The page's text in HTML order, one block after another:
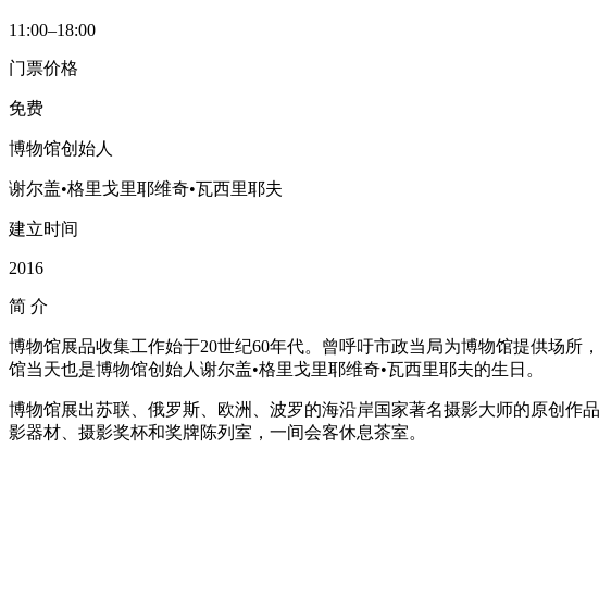
11:00–18:00
门票价格
免费
博物馆创始人
谢尔盖•格里戈里耶维奇•瓦西里耶夫
建立时间
2016
简 介
博物馆展品收集工作始于20世纪60年代。曾呼吁市政当局为博物馆提供场
馆当天也是博物馆创始人谢尔盖•格里戈里耶维奇•瓦西里耶夫的生日。
博物馆展出苏联、俄罗斯、欧洲、波罗的海沿岸国家著名摄影大师的原创作
影器材、摄影奖杯和奖牌陈列室，一间会客休息茶室。